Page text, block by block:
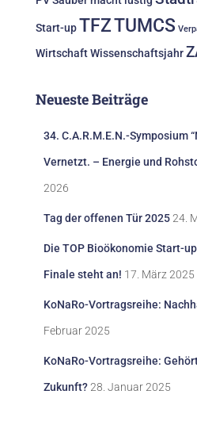
Start-upTFZTUMCS
WirtschaftWissenschaftsjahr
Neueste Beiträge
34. C.A.R.M.E.N.-Symposium
Vernetzt. – Energie und
2026
Tag der offenen Tür 202524.
Die TOP Bioökonomie Start-
Finale steht an! 17. März 2025
KoNaRo-Vortragsreihe:
Februar 2025
KoNaRo-Vortragsreihe:
Zukunft?28. Januar 2025